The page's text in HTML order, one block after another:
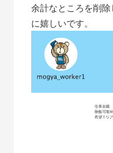
余計なところを削
に嬉しいです。